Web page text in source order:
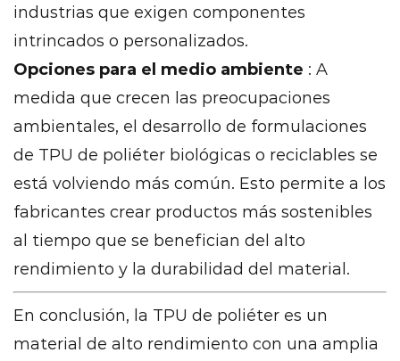
18.3
Bienes
de
18.4
Aplicaciones
industriales
19
Procesos
de
fabricación
para
TPU
19.1
industrias que exigen componentes
intrincados o personalizados.
Opciones para el medio ambiente : A
medida que crecen las preocupaciones
ambientales, el desarrollo de formulaciones
de TPU de poliéter biológicas o reciclables se
está volviendo más común. Esto permite a los
fabricantes crear productos más sostenibles
al tiempo que se benefician del alto
rendimiento y la durabilidad del material.
En conclusión, la TPU de poliéter es un
material de alto rendimiento con una amplia